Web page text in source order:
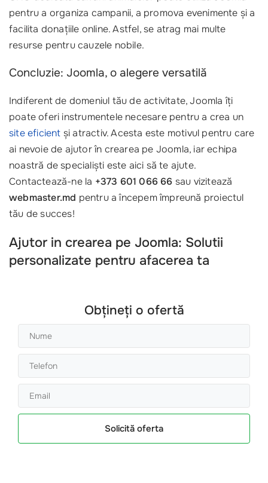
pentru a organiza campanii, a promova evenimente și a
facilita donațiile online. Astfel, se atrag mai multe
resurse pentru cauzele nobile.
Concluzie: Joomla, o alegere versatilă
Indiferent de domeniul tău de activitate, Joomla îți
poate oferi instrumentele necesare pentru a crea un
site eficient și atractiv. Acesta este motivul pentru care
ai nevoie de ajutor în crearea pe Joomla, iar echipa
noastră de specialiști este aici să te ajute.
Contactează-ne la +373 601 066 66 sau vizitează
webmaster.md pentru a începem împreună proiectul
tău de succes!
Ajutor in crearea pe Joomla: Solutii
personalizate pentru afacerea ta
Obțineți o ofertă
Solicită oferta